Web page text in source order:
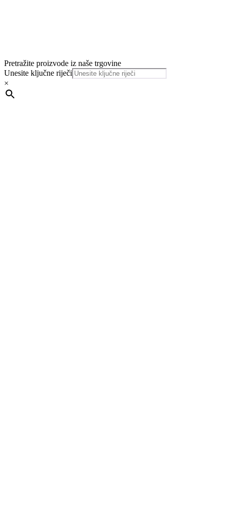
Pretražite proizvode iz naše trgovine
Unesite ključne riječi
×